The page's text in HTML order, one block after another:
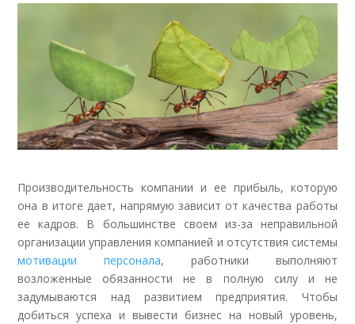
Производительность компании и ее прибыль, которую
она в итоге дает, напрямую зависит от качества работы
ее кадров. В большинстве своем из-за неправильной
организации управления компанией и отсутствия системы
мотивации персонала, работники выполняют
возложенные обязанности не в полную силу и не
задумываются над развитием предприятия. Чтобы
добиться успеха и вывести бизнес на новый уровень,